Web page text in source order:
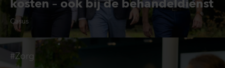
kosten – ook bij de behandeldienst
Casus
#Zorg